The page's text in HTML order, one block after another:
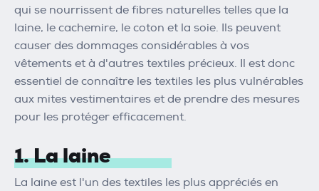
qui se nourrissent de fibres naturelles telles que la
laine, le cachemire, le coton et la soie. Ils peuvent
causer des dommages considérables à vos
vêtements et à d'autres textiles précieux. Il est donc
essentiel de connaître les textiles les plus vulnérables
aux mites vestimentaires et de prendre des mesures
pour les protéger efficacement.
1. La laine
La laine est l'un des textiles les plus appréciés en